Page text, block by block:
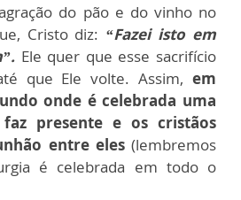
do pão e do vinho no
Cristo diz: “Fazei isto em
Ele quer que esse sacrifício
que Ele volte. Assim, em
onde é celebrada uma
presente e os cristãos
entre eles (lembremos
é celebrada em todo o